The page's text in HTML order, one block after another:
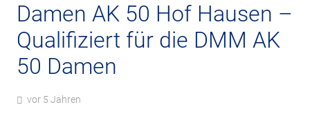
Damen AK 50 Hof Hausen –
Qualifiziert für die DMM AK
50 Damen
vor 5 Jahren